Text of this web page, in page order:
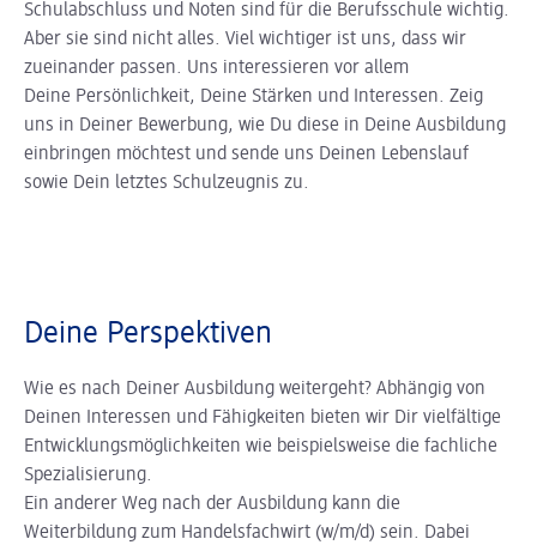
Schulabschluss und Noten sind für die Berufsschule wichtig.
Aber sie sind nicht alles. Viel wichtiger ist uns, dass wir
zueinander passen. Uns interessieren vor allem
Deine Persönlichkeit, Deine Stärken und Interessen. Zeig
uns in Deiner Bewerbung, wie Du diese in Deine Ausbildung
einbringen möchtest und sende uns Deinen Lebenslauf
sowie Dein letztes Schulzeugnis zu.
Deine Perspektiven
Wie es nach Deiner Ausbildung weitergeht? Abhängig von
Deinen Interessen und Fähigkeiten bieten wir Dir vielfältige
Entwicklungsmöglichkeiten wie beispielsweise die fachliche
Spezialisierung.
Ein anderer Weg nach der Ausbildung kann die
Weiterbildung zum Handelsfachwirt (w/m/d) sein. Dabei